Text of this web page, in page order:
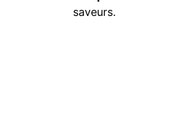
saveurs.